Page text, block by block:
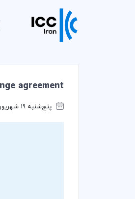
agreement
پنج‌شنبه 19 شهریور 1388